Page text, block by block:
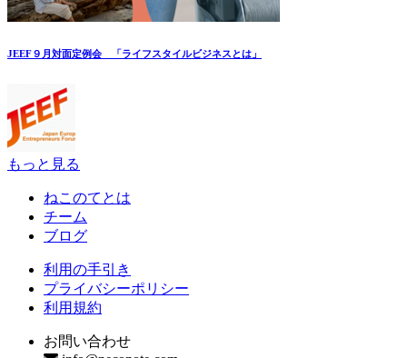
JEEF９月対面定例会 「ライフスタイルビジネスとは」
もっと見る
ねこのてとは
チーム
ブログ
利用の手引き
プライバシーポリシー
利用規約
お問い合わせ